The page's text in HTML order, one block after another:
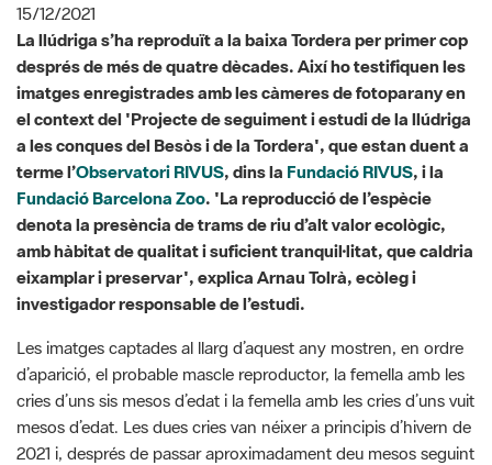
15/12/2021
La llúdriga s’ha reproduït a la baixa Tordera per primer cop
després de més de quatre dècades. Així ho testifiquen les
imatges enregistrades amb les càmeres de fotoparany en
el context del 'Projecte de seguiment i estudi de la llúdriga
a les conques del Besòs i de la Tordera', que estan duent a
terme l’Observatori RIVUS, dins la Fundació RIVUS, i la
Fundació Barcelona Zoo. 'La reproducció de l’espècie
denota la presència de trams de riu d’alt valor ecològic,
amb hàbitat de qualitat i suficient tranquil·litat, que caldria
eixamplar i preservar', explica Arnau Tolrà, ecòleg i
investigador responsable de l’estudi.
Les imatges captades al llarg d’aquest any mostren, en ordre
d’aparició, el probable mascle reproductor, la femella amb les
cries d’uns sis mesos d’edat i la femella amb les cries d’uns vuit
mesos d’edat. Les dues cries van néixer a principis d’hivern de
2021 i, després de passar aproximadament deu mesos seguint